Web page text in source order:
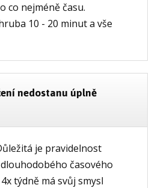
co nejméně času.
10 - 20 minut a vše
nedostanu úplně
je pravidelnost
časového
týdně má svůj smysl